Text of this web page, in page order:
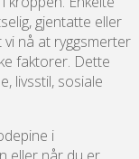
gjentatte eller
nå at ryggsmerter
faktorer. Dette
livsstil, sosiale
i